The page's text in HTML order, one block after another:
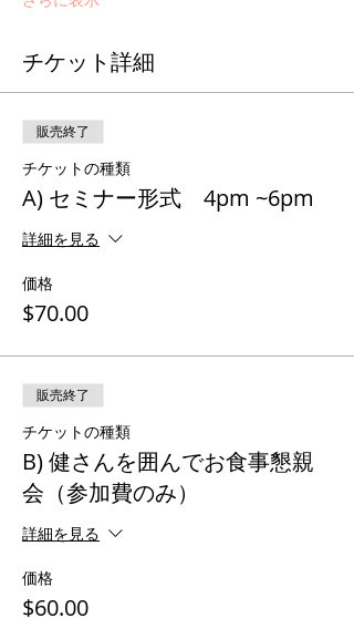
チケット詳細
販売終了
チケットの種類
A) セミナー形式 4pm ~6pm
詳細を見る
価格
$70.00
販売終了
チケットの種類
B) 健さんを囲んでお食事懇親
会（参加費のみ）
詳細を見る
価格
$60.00